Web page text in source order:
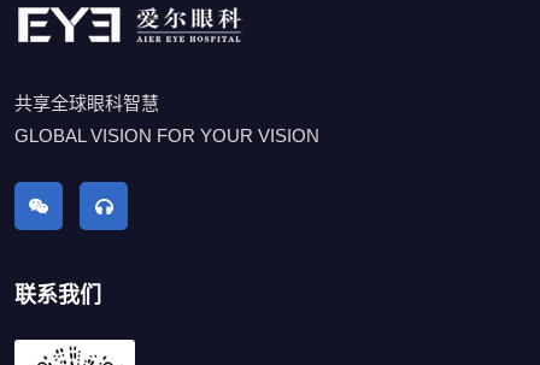
共享全球眼科智慧
GLOBAL VISION FOR YOUR VISION
联系我们